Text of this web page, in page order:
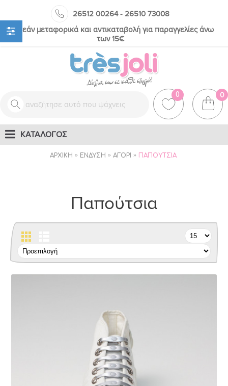
26512 00264- 26510 73008
Δωρεάν μεταφορικά και αντικαταβολή για παραγγελίες άνω
των 15€
0 0
ΚΑΤΑΛΟΓΟΣ
ΑΡΧΙΚΉ ΈΝΔΥΣΗ ΑΓΌΡΙ ΠΑΠΟΎΤΣΙΑ
Παπούτσια